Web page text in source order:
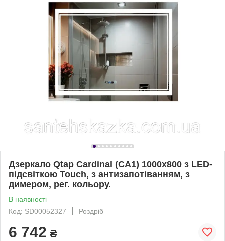
Дзеркало Qtap Cardinal (CA1) 1000х800 з LED-
підсвіткою Touch, з антизапотіванням, з
димером, рег. кольору.
В наявності
Код: SD00052327
Роздріб
6 742 ₴